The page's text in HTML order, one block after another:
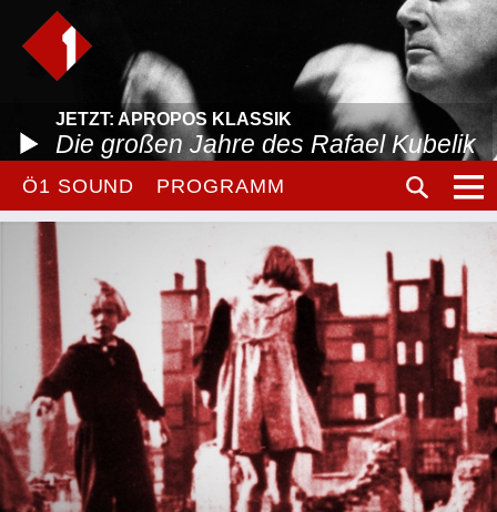
JETZT: APROPOS KLASSIK
Die großen Jahre des Rafael Kubelik
Ö1 SOUND PROGRAMM